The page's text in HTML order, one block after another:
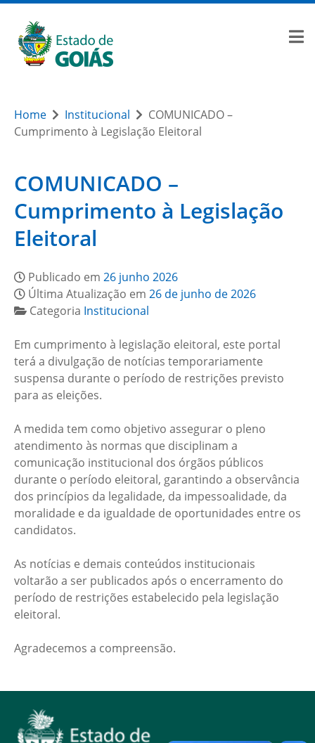
Home Institucional
COMUNICADO –
Cumprimento à Legislação Eleitoral
COMUNICADO –
Cumprimento à Legislação
Eleitoral
Publicado em 26 junho 2026
Última Atualização em 26 de junho de 2026
Categoria Institucional
Em cumprimento à legislação eleitoral, este portal
terá a divulgação de notícias temporariamente
suspensa durante o período de restrições previsto
para as eleições.
A medida tem como objetivo assegurar o pleno
atendimento às normas que disciplinam a
comunicação institucional dos órgãos públicos
durante o período eleitoral, garantindo a observância
dos princípios da legalidade, da impessoalidade, da
moralidade e da igualdade de oportunidades entre os
candidatos.
As notícias e demais conteúdos institucionais
voltarão a ser publicados após o encerramento do
período de restrições estabelecido pela legislação
eleitoral.
Agradecemos a compreensão.